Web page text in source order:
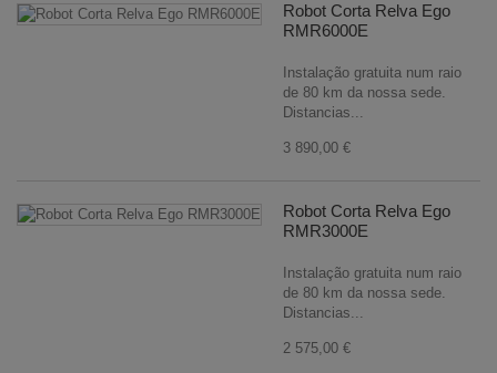
Robot Corta Relva Ego
RMR6000E
Instalação gratuita num raio
de 80 km da nossa sede.
Distancias...
3 890,00 €
Robot Corta Relva Ego
RMR3000E
Instalação gratuita num raio
de 80 km da nossa sede.
Distancias...
2 575,00 €